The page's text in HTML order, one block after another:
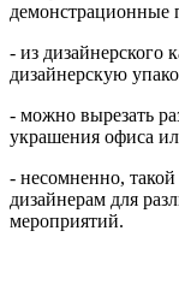
демонстрационные
- из дизайнерского
дизайнерскую
- можно вырезать
украшения офиса
- несомненно,
дизайнерам для
мероприятий.